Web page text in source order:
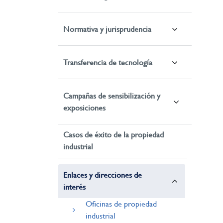
Normativa y jurisprudencia
Transferencia de tecnología
Campañas de sensibilización y
exposiciones
Casos de éxito de la propiedad
industrial
Enlaces y direcciones de
interés
Oficinas de propiedad
industrial